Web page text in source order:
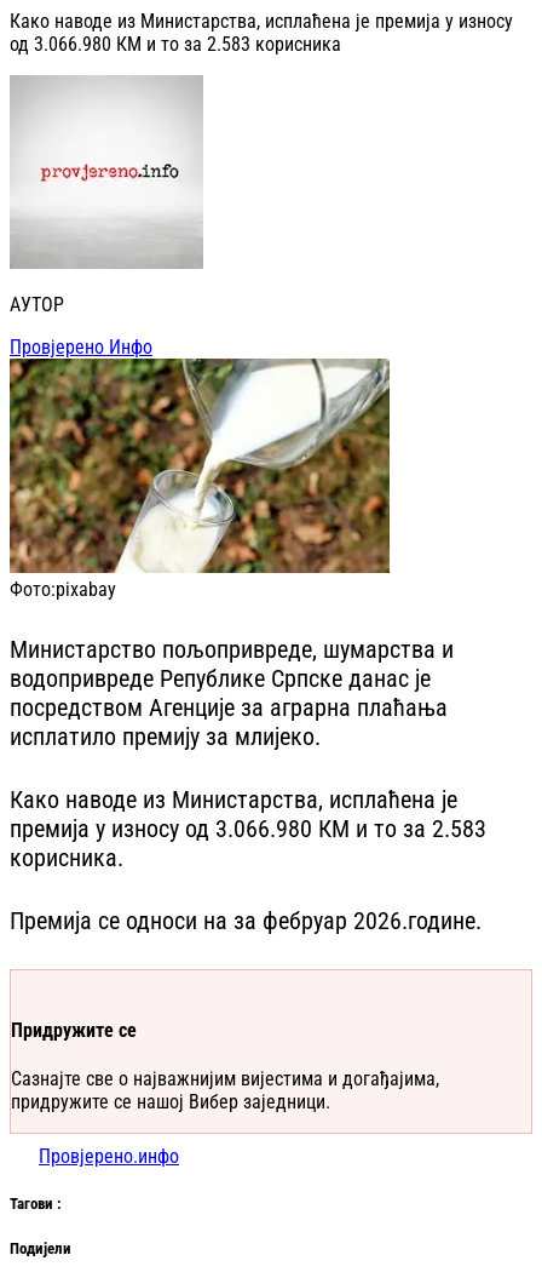
Како наводе из Министарства, исплаћена је премија у износу
од 3.066.980 КМ и то за 2.583 корисникa
АУТОР
Провјерено Инфо
Фото:pixabay
Министарство пољопривреде, шумарства и
водопривреде Републике Српске данас је
посредством Агенције за аграрна плаћања
исплатило премију за млијеко.
Како наводе из Министарства, исплаћена је
премија у износу од 3.066.980 КМ и то за 2.583
корисникa.
Премија се односи на за фебруар 2026.године.
Придружите се
Сазнајте све о најважнијим вијестима и догађајима,
придружите се нашој Вибер заједници.
Провјерено.инфо
Тагови :
Подијели